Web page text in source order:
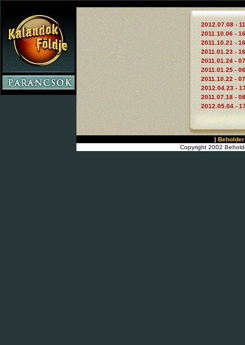
2012.07.08 -
2011.10.06 -
2011.10.21 -
2011.01.23 -
2011.01.24 -
2011.01.25 -
2011.10.22 -
2012.04.23 -
2011.07.18 -
2012.05.04 -
| Beholder
Copyright 2002